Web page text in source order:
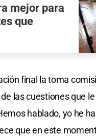
mejor para
que
final la toma
las cuestiones que
hablado, yo he
que en este